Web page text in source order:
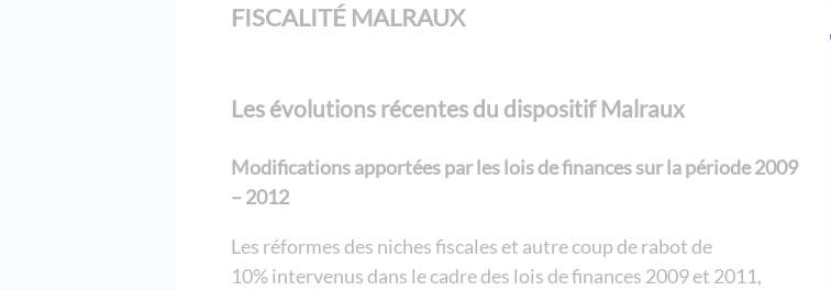
FISCALITÉ MALRAUX
Les évolutions récentes du dispositif Malraux
Modifications apportées par les lois de finances sur la période 2009
– 2012
Les réformes des niches fiscales et autre coup de rabot de
10% intervenus dans le cadre des lois de finances 2009 et 2011,